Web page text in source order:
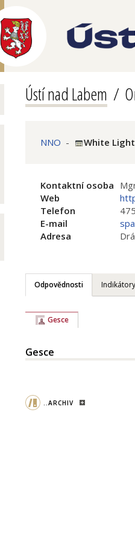
Ústí nad Labem
NNO - White
Kontaktní osoba
Web
Telefon
E-mail
Adresa
Odpovědnosti Indikátory
Gesce
Gesce
..ARCHIV